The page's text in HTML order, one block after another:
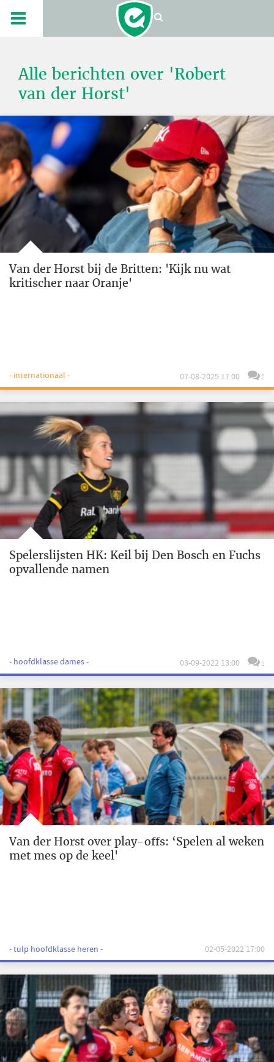
Alle berichten over 'Robert
van der Horst'
Van der Horst bij de Britten: 'Kijk nu wat
kritischer naar Oranje'
- internationaal - 07-08-2025 17:00 2
Spelerslijsten HK: Keil bij Den Bosch en Fuchs
opvallende namen
- hoofdklasse dames - 03-09-2022 13:00 1
Van der Horst over play-offs: ‘Spelen al weken
met mes op de keel'
- tulp hoofdklasse heren - 02-05-2022 17:00